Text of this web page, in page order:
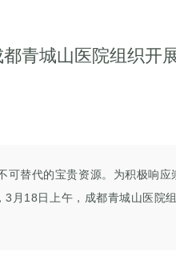
青城山医院组织开
可替代的宝贵资源。为积极响应
3月18日上午，成都青城山医院